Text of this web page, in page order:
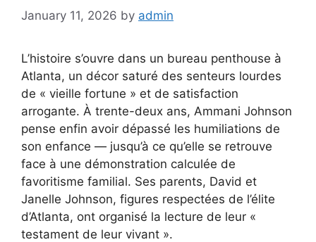
January 11, 2026 by admin
L’histoire s’ouvre dans un bureau penthouse à
Atlanta, un décor saturé des senteurs lourdes
de « vieille fortune » et de satisfaction
arrogante. À trente-deux ans, Ammani Johnson
pense enfin avoir dépassé les humiliations de
son enfance — jusqu’à ce qu’elle se retrouve
face à une démonstration calculée de
favoritisme familial. Ses parents, David et
Janelle Johnson, figures respectées de l’élite
d’Atlanta, ont organisé la lecture de leur «
testament de leur vivant ».